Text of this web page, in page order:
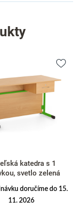
katedra s 1
svetlo zelená
doručíme do 15.
11. 2026